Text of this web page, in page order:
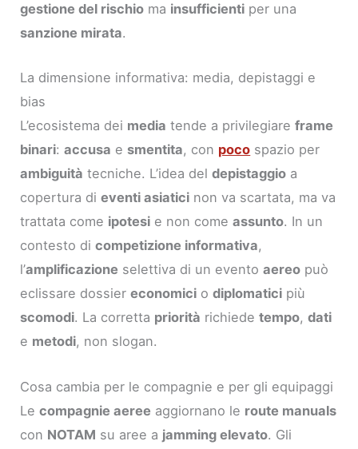
gestione del rischio ma insufficienti per una
sanzione mirata.
La dimensione informativa: media, depistaggi e
bias
L’ecosistema dei media tende a privilegiareframe
binari:accusa e smentita, con poco spazio per
ambiguità tecniche. L’idea deldepistaggio a
copertura dieventi asiatici non va scartata, ma va
trattata come ipotesi e non comeassunto. In un
contesto dicompetizione informativa,
l’amplificazione selettiva di un eventoaereo può
eclissare dossiereconomici odiplomatici più
scomodi. La corretta priorità richiedetempo,dati
e metodi, non slogan.
Cosa cambia per le compagnie e per gli equipaggi
Lecompagnie aeree aggiornano le route manuals
con NOTAM su aree a jamming elevato. Gli